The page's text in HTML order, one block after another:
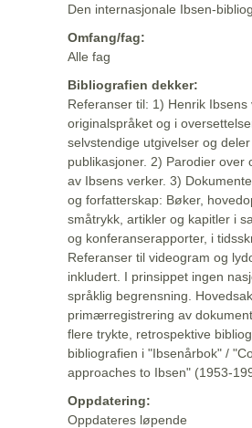
Den internasjonale Ibsen-
Omfang/fag:
Alle fag
Bibliografien dekker:
Referanser til: 1) Henrik Ibsens
originalspråket og i
selvstendige utgivelser og
publikasjoner. 2) Parodier over
av Ibsens verker. 3)
og forfatterskap: Bøker,
småtrykk, artikler og kapitler i
og konferanserapporter, i
Referanser til videogram og
inkludert. I prinsippet ingen
språklig begrensning.
primærregistrering av
flere trykte, retrospektive
bibliografien i "Ibsenårbok" /
approaches to Ibsen" (1953-
Oppdatering:
Oppdateres løpende